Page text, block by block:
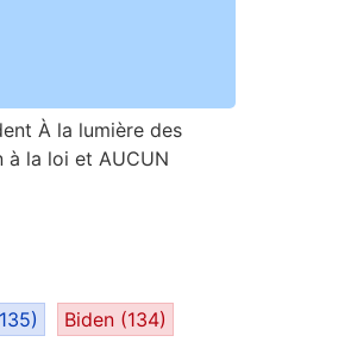
À la lumière des
à la loi et AUCUN
Biden (134)